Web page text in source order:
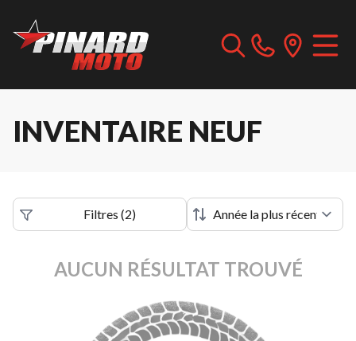
INVENTAIRE NEUF
Filtres (2)
AUCUN RÉSULTAT TROUVÉ